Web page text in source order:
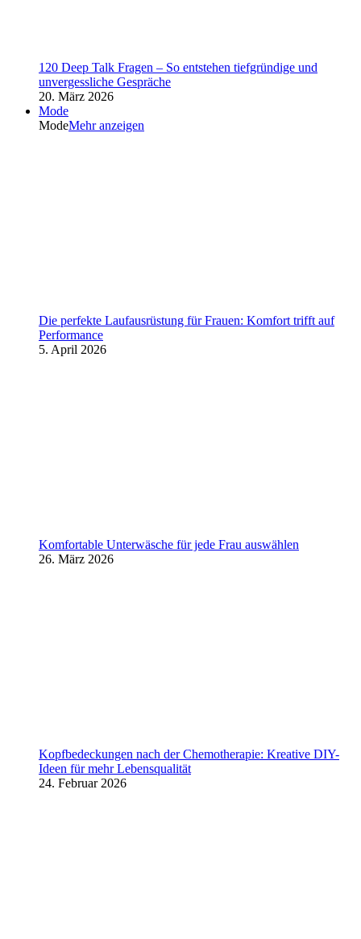
120 Deep Talk Fragen – So entstehen tiefgründige und
unvergessliche Gespräche
20. März 2026
Mode
ModeMehr anzeigen
Die perfekte Laufausrüstung für Frauen: Komfort trifft auf
Performance
5. April 2026
Komfortable Unterwäsche für jede Frau auswählen
26. März 2026
Kopfbedeckungen nach der Chemotherapie: Kreative DIY-
Ideen für mehr Lebensqualität
24. Februar 2026